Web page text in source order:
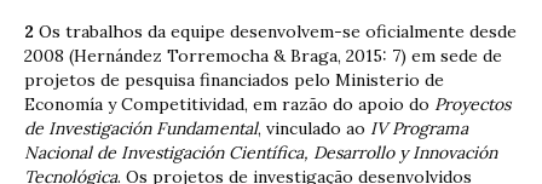
2 Os trabalhos da equipe desenvolvem-se oficialmente desde
2008 (Hernández Torremocha & Braga, 2015: 7) em sede de
projetos de pesquisa financiados pelo Ministerio de
Economía y Competitividad, em razão do apoio do Proyectos
de Investigación Fundamental, vinculado ao IV Programa
Nacional de Investigación Científica, Desarrollo y Innovación
Tecnológica. Os projetos de investigação desenvolvidos